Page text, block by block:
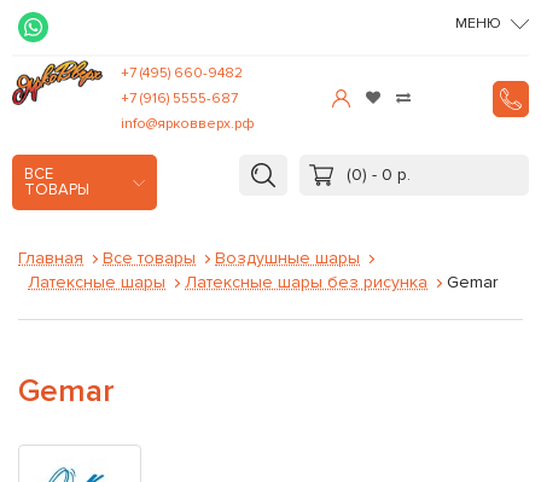
МЕНЮ
+7 (495) 660-9482
+7 (916) 5555-687
info@ярковверх.рф
ВСЕ
ТОВАРЫ
(0) - 0 р.
Главная Все товары
Воздушные шары
Латексные шары
Латексные шары без рисунка Gemar
Gemar